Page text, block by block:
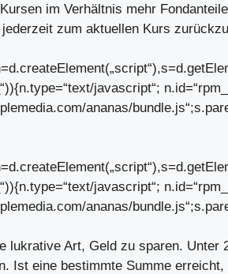
im Verhältnis mehr
zum aktuellen Kurs
javascript“;
ananas/
javascript“;
ananas/
lukrative Art, Geld zu sparen. Unter
Ist eine bestimmte Summe